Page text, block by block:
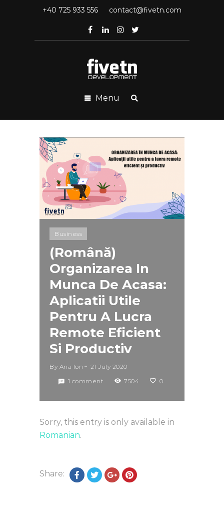
+40 725 933 556 contact@fivetn.com
Menu
Business
(Română)
Organizarea In
Munca De Acasa:
Aplicatii Utile
Pentru A Lucra
Remote Eficient
Si Productiv
By Ana Ion
21 July 2020
1 comment
7504 0
Sorry, this entry is only available in
Romanian.
Share: